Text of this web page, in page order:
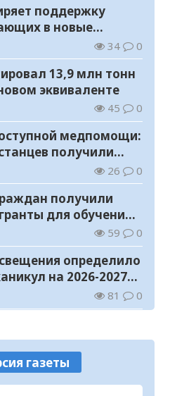
поддержку
в новые
34 0
13,9 млн тонн
эквиваленте
45 0
медпомощи:
получили
26 0
получили
для обучения в
59 0
определило
на 2026-2027
81 0
36 0
ожидания от
– опрос
газеты